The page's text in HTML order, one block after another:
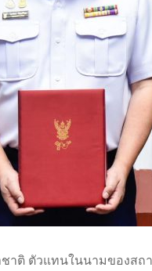
ติ ตัวแทนในนามของสถ